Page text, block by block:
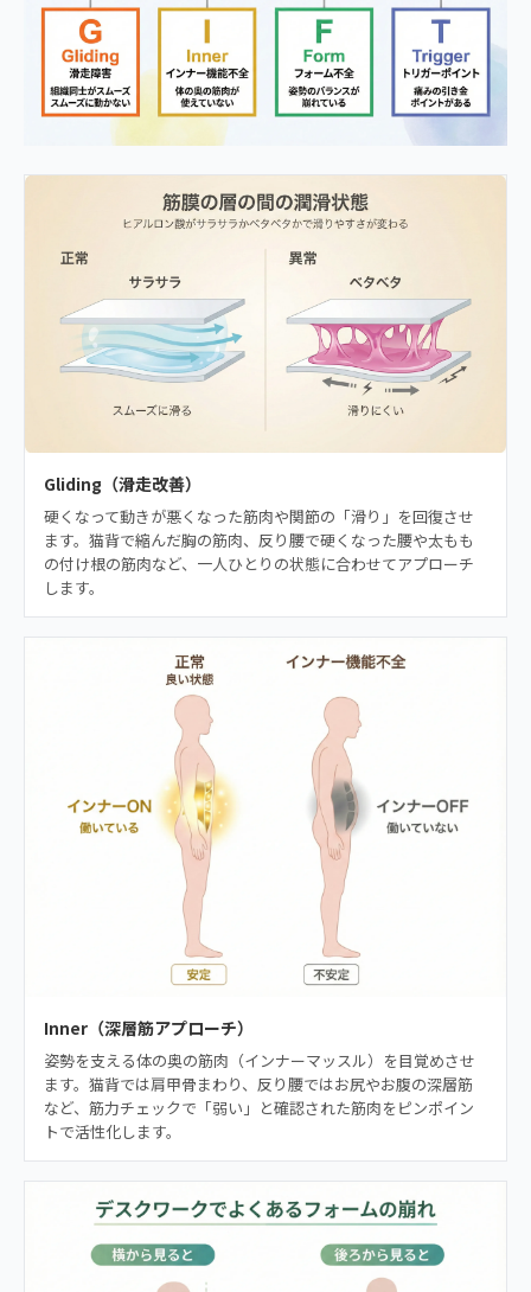
Gliding（滑走改善）
硬くなって動きが悪くなった筋肉や関節の「滑り」を回復させ
ます。猫背で縮んだ胸の筋肉、反り腰で硬くなった腰や太もも
の付け根の筋肉など、一人ひとりの状態に合わせてアプローチ
します。
Inner（深層筋アプローチ）
姿勢を支える体の奥の筋肉（インナーマッスル）を目覚めさせ
ます。猫背では肩甲骨まわり、反り腰ではお尻やお腹の深層筋
など、筋力チェックで「弱い」と確認された筋肉をピンポイン
トで活性化します。